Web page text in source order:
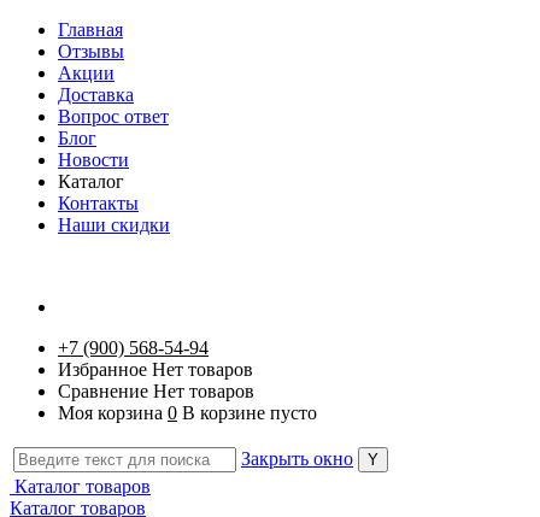
Главная
Отзывы
Акции
Доставка
Вопрос ответ
Блог
Новости
Каталог
Контакты
Наши скидки
+7 (900) 568-54-94
Избранное Нет товаров
Сравнение Нет товаров
Моя корзина 0 В корзине пусто
Закрыть окно
Каталог товаров
Каталог товаров